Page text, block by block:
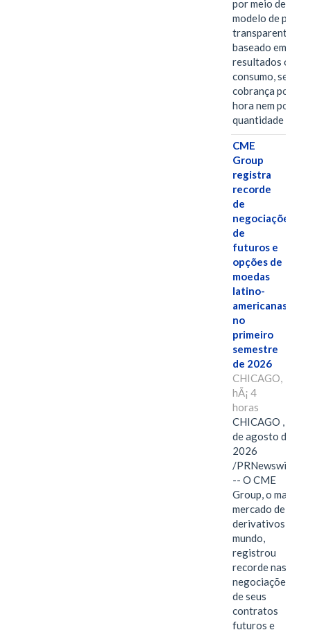
por meio de um
modelo de
transparente,
baseado em
resultados ou
consumo, sem
cobrança por
hora nem por
quantidade de…
CME
Group
registra
recorde
de
negociações
de
futuros e
opções de
moedas
latino-
americanas
no
primeiro
semestre
de 2026
CHICAGO,
hÃ¡ 4
horas
CHICAGO , 6
de agosto de
2026
/PRNewswire/
-- O CME
Group, o maior
mercado de
derivativos do
mundo,
registrou
recorde nas
negociações
de seus
contratos
futuros e